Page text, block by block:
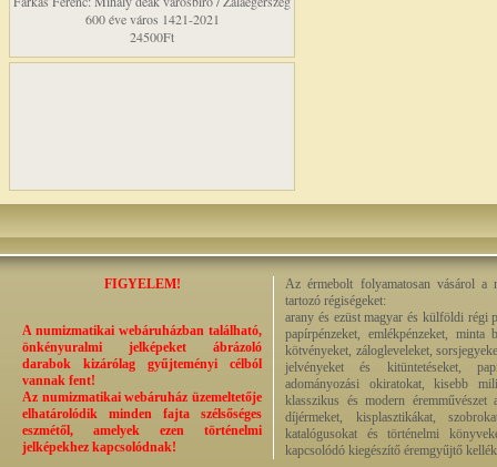
600 éve város 1421-2021
24500Ft
FIGYELEM!
A numizmatikai webáruházban található,
önkényuralmi jelképeket ábrázoló
darabok kizárólag gyűjteményi célból
vannak fent!
Az numizmatikai webáruház üzemeltetője
elhatárolódik minden fajta szélsőséges
eszmétől, amelyek ezen történelmi
jelképekhez kapcsolódnak!
Az érmebolt folyamatosan vásárol a
tartozó régiségeket:
arany és ezüst magyar és külföldi régi
papírpénzeket, emlékpénzeket, minta
kötvényeket, zálogleveleket,
jelvényeket és kitüntetéseket,
adományozási okiratokat, kisebb
klasszikus és modern éremművészet
díjérmeket, kisplasztikákat,
katalógusokat és történelmi
kapcsolódó kiegészítő éremgyűjtő